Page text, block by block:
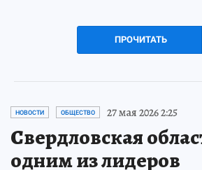
ПРОЧИТАТЬ
НОВОСТИ ОБЩЕСТВО 27 мая 2026 2:25
Свердловская
одним из лидеров